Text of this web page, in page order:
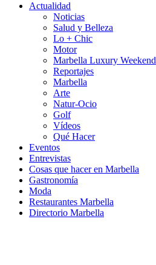
Actualidad
Noticias
Salud y Belleza
Lo + Chic
Motor
Marbella Luxury Weekend
Reportajes
Marbella
Arte
Natur-Ocio
Golf
Vídeos
Qué Hacer
Eventos
Entrevistas
Cosas que hacer en Marbella
Gastronomía
Moda
Restaurantes Marbella
Directorio Marbella